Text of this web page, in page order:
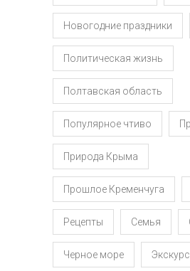
Новогодние праздники
Политическая жизнь
Полтавская область
Популярное чтиво
Природа Крыма
Прошлое Кременчуга
Рецепты Семья
Черное море